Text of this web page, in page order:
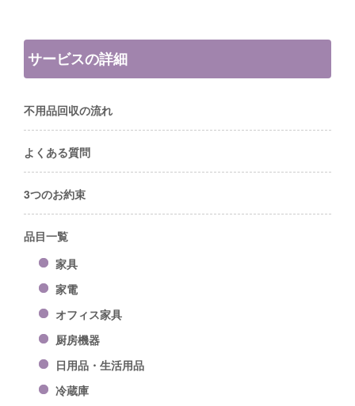
サービスの詳細
不用品回収の流れ
よくある質問
3つのお約束
品目一覧
家具
家電
オフィス家具
厨房機器
日用品・生活用品
冷蔵庫